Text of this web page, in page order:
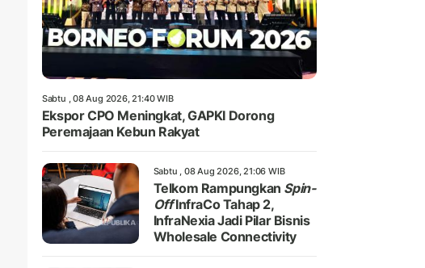
Sabtu , 08 Aug 2026, 21:40 WIB
Ekspor CPO Meningkat, GAPKI Dorong
Peremajaan Kebun Rakyat
Sabtu , 08 Aug 2026, 21:06 WIB
Telkom Rampungkan Spin-
OffInfraCo Tahap 2,
InfraNexia Jadi Pilar Bisnis
Wholesale Connectivity